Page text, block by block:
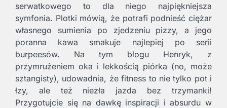
serwatkowego to dla niego najpiękniejsza
symfonia. Plotki mówią, że potrafi podnieść ciężar
własnego sumienia po zjedzeniu pizzy, a jego
poranna kawa smakuje najlepiej po serii
burpeesów. Na tym blogu Henryk, z
przymrużeniem oka i lekkością piórka (no, może
sztangisty), udowadnia, że fitness to nie tylko pot i
łzy, ale też niezła jazda bez trzymanki!
Przygotujcie się na dawkę inspiracji i absurdu w